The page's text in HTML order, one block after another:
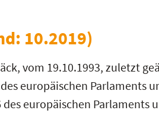
10.2019)
vom 19.10.1993, zuletzt
europäischen Parlaments
des europäischen